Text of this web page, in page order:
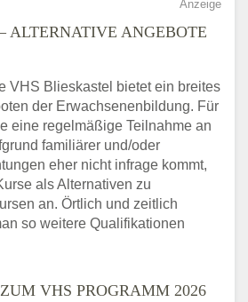
Anzeige
ALTERNATIVE ANGEBOTE
VHS Blieskastel bietet ein breites
der Erwachsenenbildung. Für
eine regelmäßige Teilnahme an
familiärer und/oder
eher nicht infrage kommt,
als Alternativen zu
an. Örtlich und zeitlich
so weitere Qualifikationen
VHS PROGRAMM 2026